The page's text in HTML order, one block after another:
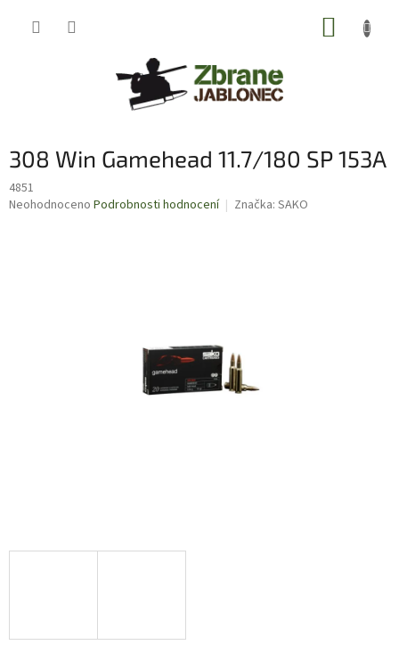
308 Win Gamehead 11.7/180 SP 153A
4851
Průměrné
Neohodnoceno Podrobnosti hodnocení Značka: SAKO